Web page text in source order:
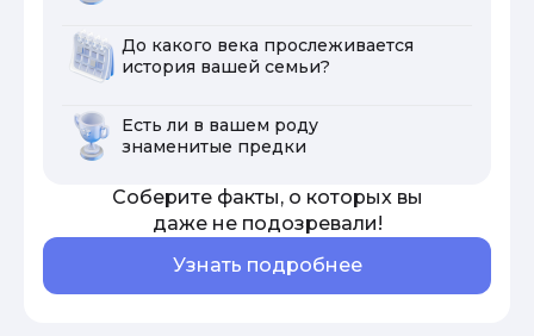
До какого века прослеживается
история вашей семьи?
Есть ли в вашем роду
знаменитые предки
Соберите факты, о которых вы
даже не подозревали!
Узнать подробнее